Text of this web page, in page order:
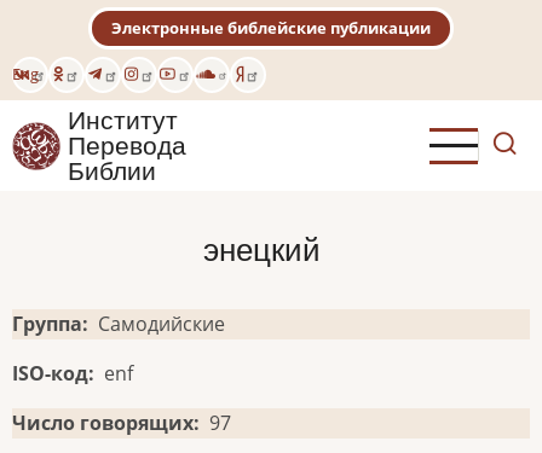
основному
содержанию
Eng
Электронные библейские публикации
Институт
Перевода
Библии
энецкий
Группа
Самодийские
ISO-код
enf
Число говорящих
97